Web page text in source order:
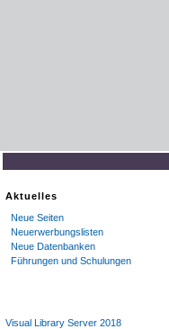
Aktuelles
Neue Seiten
Neuerwerbungslisten
Neue Datenbanken
Führungen und Schulungen
Visual Library Server 2018